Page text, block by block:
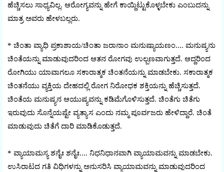
ಹೆಚ್ಚಿಸಲು ಸಾಧ್ಯವಿಲ್ಲ. ಆರೋಗ್ಯವನ್ನು ಹೇಗೆ ಕಾಯ್ದಿಟ್ಟುಕೊಳ್ಳಬೇಕು ಎಂಬುದನ್ನು
ಮಾತ್ರ ಅವರು ಹೇಳಬಲ್ಲರು.
* ಚಿಂತಾ ವ್ಯಾಧಿ ಪ್ರಕಾಶಾಯ/ಚಿಂತಾ ಜರಾನಾಂ ಮನುಷ್ಯಾಯಣಂ.... ಮನುಷ್ಯನು
ಚಿಂತೆಯನ್ನು ಮಾಡುವುದರಿಂದ ಆತನ ರೋಗವು ಉಲ್ಬಣವಾಗುತ್ತದೆ. ಆದ್ದರಿಂದ
ರೋಗಿಯು ಯಾವಾಗಲೂ ಸಕಾರಾತ್ಮಕ ಚಿಂತನೆಯನ್ನು ಮಾಡಬೇಕು. ಸಕಾರಾತ್ಮಕ
ಚಿಂತನೆಯು ವ್ಯಕ್ತಿಯ ದೇಹದಲ್ಲಿ ರೋಗ ನಿರೋಧಕ ಶಕ್ತಿಯನ್ನು ಹೆಚ್ಚಿಸುತ್ತದೆ.
ಚಿಂತೆಯ ಮನುಷ್ಯನ ಆಯುಷ್ಯವನ್ನು ಕಡಿಮೆಗೊಳಿಸುತ್ತದೆ. ಚಿಂತೆಗು ಚಿತೆಗು
ಇರುವುದು ಸೊನ್ನೆಯಷ್ಟೇ ವ್ಯತ್ಯಾಸ ಎಂದು ನಮ್ಮ ಪೂರ್ವಜರು ಹೇಳಿದ್ದಾರೆ. ಚಿಂತೆ
ಮಾಡುವುದು ಚಿತೆಗೆ ದಾರಿ ಮಾಡಿಕೊಡುತ್ತದೆ.
* ವ್ಯಾಯಾಮಸ್ಯ ಶನೈಃ ಶನೈಃ.... ನಿಧನಿಧಾನವಾಗಿ ವ್ಯಾಯಾಮವನ್ನು ಮಾಡಬೇಕು.
ಉಸಿರಾಟದ ಗತಿ ವಿಧಿಗಳನ್ನು ಅನುಸರಿಸಿ ವ್ಯಾಯಾಮವನ್ನು ಮಾಡುವುದರಿಂದ